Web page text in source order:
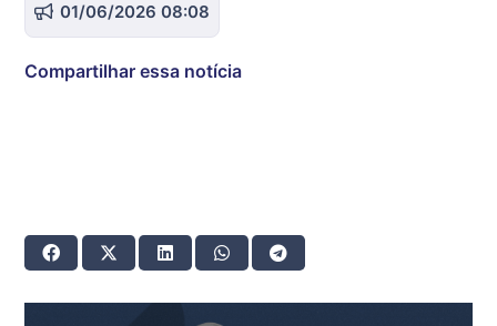
01/06/2026 08:08
Compartilhar essa notícia